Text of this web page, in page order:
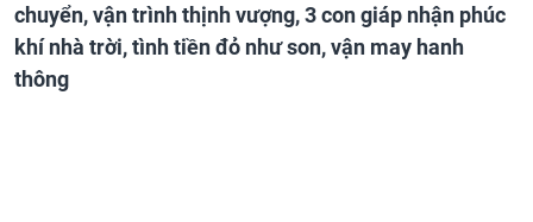
chuyển, vận trình thịnh vượng, 3 con giáp nhận phúc
khí nhà trời, tình tiền đỏ như son, vận may hanh
thông